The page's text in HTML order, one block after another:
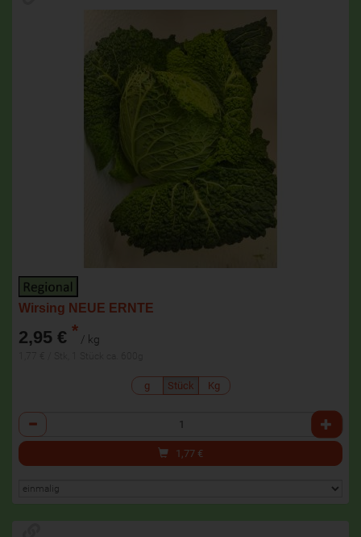
Wirsing NEUE ERNTE
2,95 € * / kg
g Stück Kg
Anzahl
1,77 €